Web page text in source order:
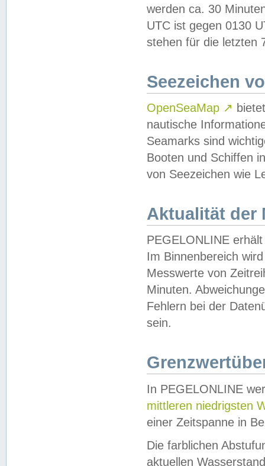
werden ca. 30
UTC ist gegen 0130
stehen für die letzten
Seezeichen
OpenSeaMap ↗
nautische
Seamarks sind
Booten und Schiffen
von Seezeichen wie
Aktualität der
PEGELONLINE
Im Binnenbereich
Messwerte von
Minuten.
Fehlern bei der
sein.
In PEGELONLINE
mittleren niedrigsten
einer Zeitspanne in
Die farblichen
aktuellen